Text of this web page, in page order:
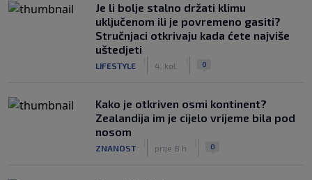
Je li bolje stalno držati klimu
uključenom ili je povremeno gasiti?
Stručnjaci otkrivaju kada ćete najviše
uštedjeti
LIFESTYLE 4. kol. 0
Kako je otkriven osmi kontinent?
Zealandija im je cijelo vrijeme bila pod
nosom
ZNANOST prije 8 h 0